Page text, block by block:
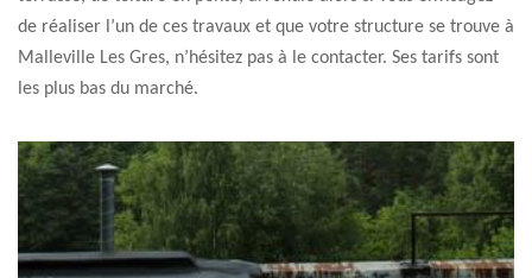
de réaliser l’un de ces travaux et que votre structure se trouve à
Malleville Les Gres, n’hésitez pas à le contacter. Ses tarifs sont
les plus bas du marché.